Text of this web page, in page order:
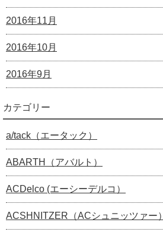
2016年11月
2016年10月
2016年9月
カテゴリー
a/tack（エータック）
ABARTH（アバルト）
ACDelco (エーシーデルコ）
ACSHNITZER（ACシュニッツァー）